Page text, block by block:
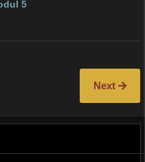
5
Next